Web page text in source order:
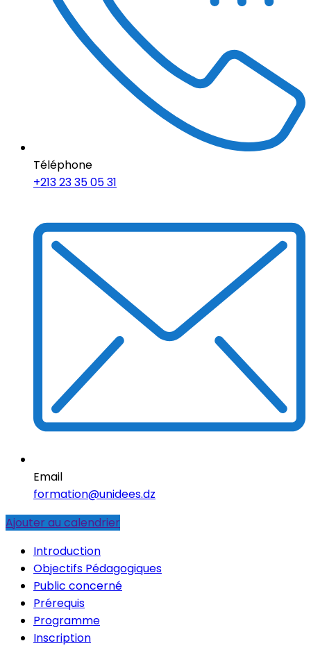
Téléphone
+213 23 35 05 31
Email
formation@unidees.dz
Ajouter au calendrier
Introduction
Objectifs Pédagogiques
Public concerné
Prérequis
Programme
Inscription